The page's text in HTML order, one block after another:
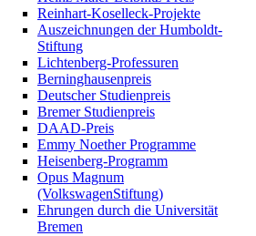
Reinhart-Koselleck-Projekte
Auszeichnungen der Humboldt-
Stiftung
Lichtenberg-Professuren
Berninghausenpreis
Deutscher Studienpreis
Bremer Studienpreis
DAAD-Preis
Emmy Noether Programme
Heisenberg-Programm
Opus Magnum
(VolkswagenStiftung)
Ehrungen durch die Universität
Bremen